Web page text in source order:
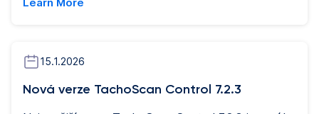
15.1.2026
Nová verze TachoScan Control 7.2.3